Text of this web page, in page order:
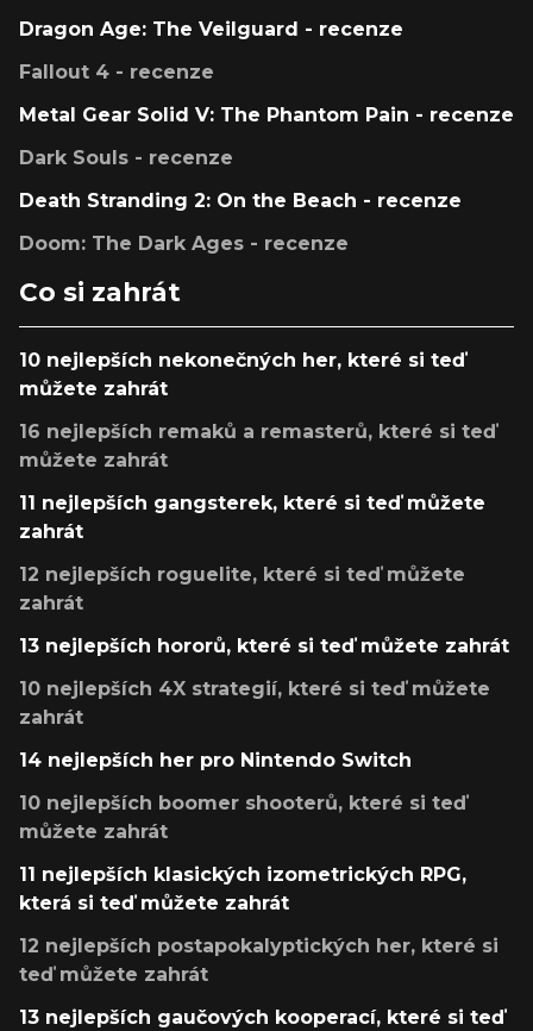
Dragon Age: The Veilguard - recenze
Fallout 4 - recenze
Metal Gear Solid V: The Phantom Pain - recenze
Dark Souls - recenze
Death Stranding 2: On the Beach - recenze
Doom: The Dark Ages - recenze
Co si zahrát
10 nejlepších nekonečných her, které si teď
můžete zahrát
16 nejlepších remaků a remasterů, které si teď
můžete zahrát
11 nejlepších gangsterek, které si teď můžete
zahrát
12 nejlepších roguelite, které si teď můžete
zahrát
13 nejlepších hororů, které si teď můžete zahrát
10 nejlepších 4X strategií, které si teď můžete
zahrát
14 nejlepších her pro Nintendo Switch
10 nejlepších boomer shooterů, které si teď
můžete zahrát
11 nejlepších klasických izometrických RPG,
která si teď můžete zahrát
12 nejlepších postapokalyptických her, které si
teď můžete zahrát
13 nejlepších gaučových kooperací, které si teď